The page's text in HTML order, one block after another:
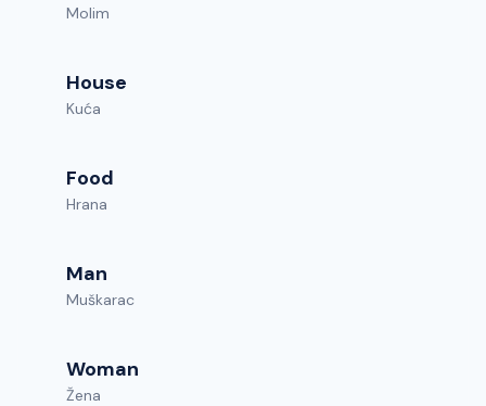
Molim
House
Kuća
Food
Hrana
Man
Muškarac
Woman
Žena